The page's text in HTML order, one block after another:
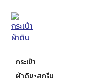
กระเป๋า
ผ้าดิบ+สกรีน